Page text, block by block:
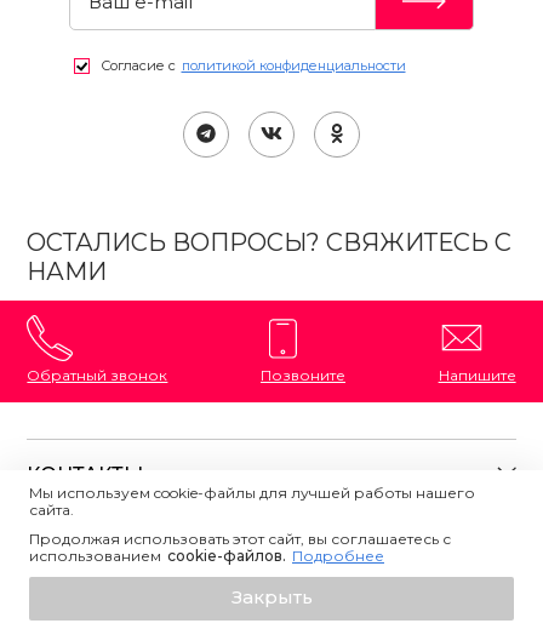
Добавить в корзину
Согласие с политикой конфиденциальности
ОСТАЛИСЬ ВОПРОСЫ? СВЯЖИТЕСЬ С
НАМИ
Обратный звонок Позвоните Напишите
КОНТАКТЫ
8 (800) 333-87-72
Напишите нам
ПОЛЕЗНАЯ ИНФОРМАЦИЯ
О магазине
Политика конфиденциальности
Мы используем cookie-файлы для лучшей работы нашего
сайта.
Продолжая использовать этот сайт, вы соглашаетесь с
использованием сookie-файлов. Подробнее
Закрыть